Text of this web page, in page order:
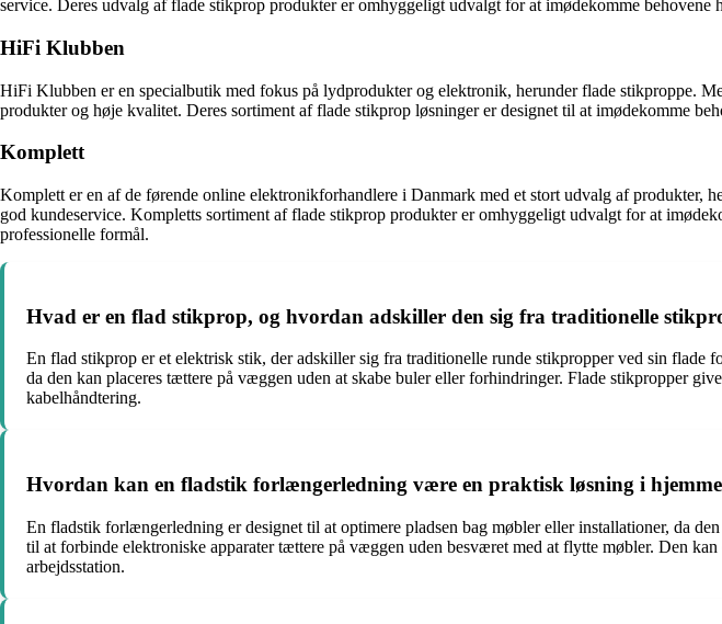
service. Deres udvalg af flade stikprop produkter er omhyggeligt udvalgt for at imødekomme
HiFi Klubben
HiFi Klubben er en specialbutik med fokus på lydprodukter og elektronik, herunder flade stikproppe.
produkter og høje kvalitet. Deres sortiment af flade stikprop løsninger er designet til at imødekomme
Komplett
Komplett er en af de førende online elektronikforhandlere i Danmark med et stort udvalg af
god kundeservice. Kompletts sortiment af flade stikprop produkter er omhyggeligt udvalgt for at
professionelle formål.
Hvad er en flad stikprop, og hvordan adskiller den sig fra traditionelle
En flad stikprop er et elektrisk stik, der adskiller sig fra traditionelle runde stikpropper ved sin flade
da den kan placeres tættere på væggen uden at skabe buler eller forhindringer. Flade stikpropper
kabelhåndtering.
Hvordan kan en fladstik forlængerledning være en praktisk løsning i
En fladstik forlængerledning er designet til at optimere pladsen bag møbler eller installationer, da
til at forbinde elektroniske apparater tættere på væggen uden besværet med at flytte møbler. Den
arbejdsstation.